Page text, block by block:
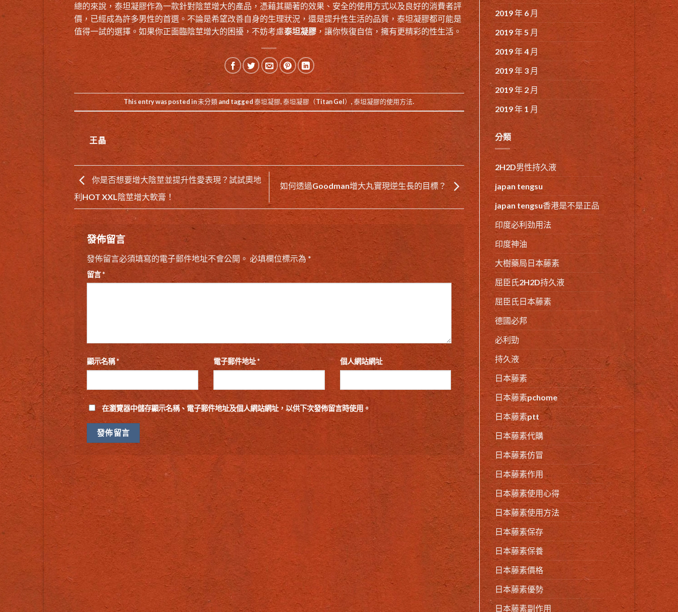
總的來說，泰坦凝膠作為一款針對陰莖增大的產品，憑藉其顯著的效果、安全的使用方式以及良好的消費者評
價，已經成為許多男性的首選。不論是希望改善自身的生理狀況，還是提升性生活的品質，泰坦凝膠都可能是
值得一試的選擇。如果你正面臨陰莖增大的困擾，不妨考慮泰坦凝膠 ，讓你恢復自信，擁有更精彩的性生活。
This entry was posted in未分類and tagged泰坦凝膠,泰坦凝膠（Titan Gel）,泰坦凝膠的使用方法.
王晶
你是否想要增大陰莖並提升性愛表現？試試奧地
利HOT XXL陰莖增大軟膏！
如何透過Goodman增大丸實現逆生長的目標？
發佈留言
發佈留言必須填寫的電子郵件地址不會公開。 必填欄位標示為 *
留言*
顯示名稱* 電子郵件地址* 個人網站網址
在瀏覽器中儲存顯示名稱、電子郵件地址及個人網站網址，以供下次發佈留言時使用。
2019 年 6 月
2019 年 5 月
2019 年 4 月
2019 年 3 月
2019 年 2 月
2019 年 1 月
分類
2H2D男性持久液
japan tengsu
japan tengsu香港是不是正品
印度必利劲用法
印度神油
大樹藥局日本藤素
屈臣氏2H2D持久液
屈臣氏日本藤素
德國必邦
必利勁
持久液
日本藤素
日本藤素pchome
日本藤素ptt
日本藤素代購
日本藤素仿冒
日本藤素作用
日本藤素使用心得
日本藤素使用方法
日本藤素保存
日本藤素保養
日本藤素價格
日本藤素優勢
日本藤素副作用